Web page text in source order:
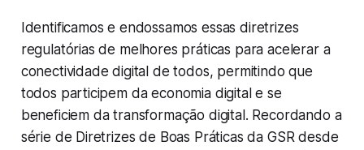
Identificamos e endossamos essas diretrizes
regulatórias de melhores práticas para acelerar a
conectividade digital de todos, permitindo que
todos participem da economia digital e se
beneficiem da transformação digital. Recordando a
série de Diretrizes de Boas Práticas da GSR desde